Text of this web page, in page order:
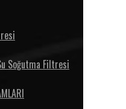
Soğutma Filtresi